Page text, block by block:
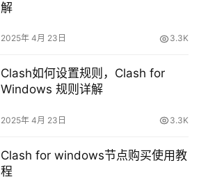
解
2025年 4月 23日 3.3K
Clash如何设置规则，Clash for
Windows 规则详解
2025年 4月 23日 3.3K
Clash for windows节点购买使用教
程